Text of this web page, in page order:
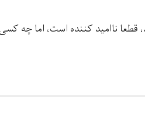
ناامید کننده است، اما چه